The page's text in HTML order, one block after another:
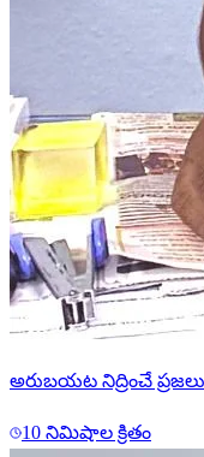
అరుబయట నిద్రించే
10 నిమిషాల క్రితం